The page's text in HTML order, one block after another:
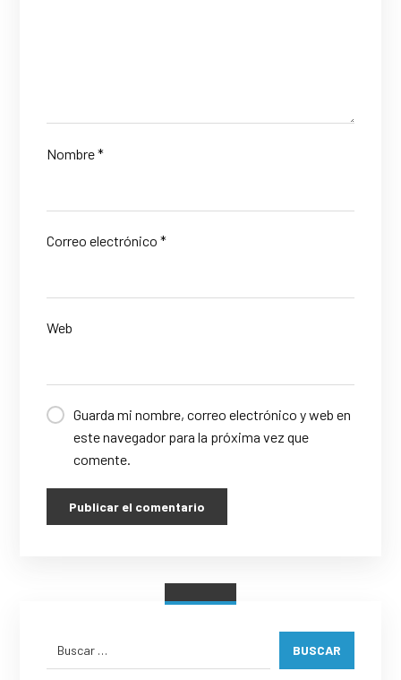
Nombre*
Correo electrónico*
Web
Guarda mi nombre, correo electrónico y web en
este navegador para la próxima vez que
comente.
Publicar el comentario
BUSCAR